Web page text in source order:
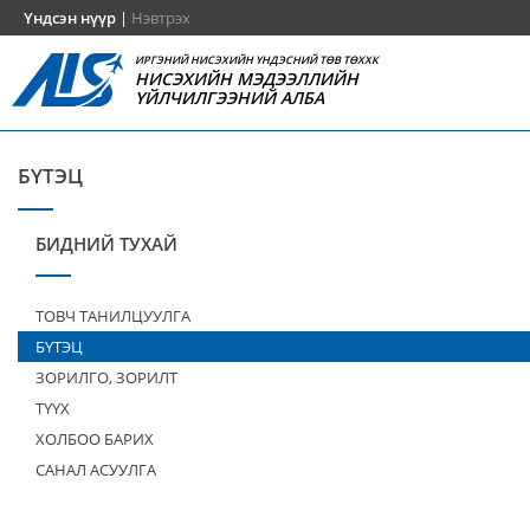
Үндсэн нүүр | Нэвтрэх
ИРГЭНИЙ НИСЭХИЙН ҮНДЭСНИЙ ТӨВ ТӨХХК
НИСЭХИЙН МЭДЭЭЛЛИЙН
ҮЙЛЧИЛГЭЭНИЙ АЛБА
БҮТЭЦ
БИДНИЙ ТУХАЙ
ТОВЧ ТАНИЛЦУУЛГА
БҮТЭЦ
ЗОРИЛГО, ЗОРИЛТ
ТҮҮХ
ХОЛБОО БАРИХ
САНАЛ АСУУЛГА